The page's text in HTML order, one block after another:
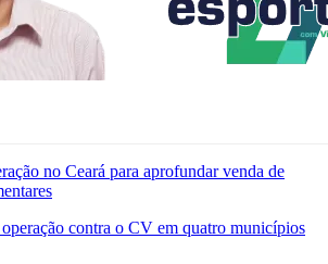
no Ceará para aprofundar venda de
contra o CV em quatro municípios